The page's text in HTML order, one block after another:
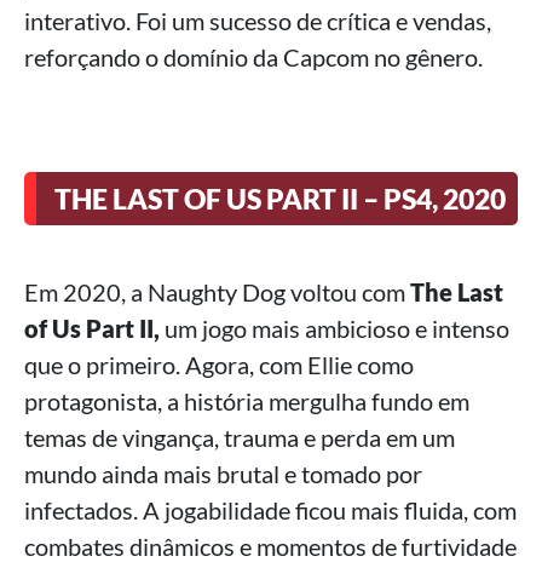
interativo. Foi um sucesso de crítica e vendas,
reforçando o domínio da Capcom no gênero.
THE LAST OF US PART II – PS4, 2020
Em 2020, a Naughty Dog voltou comThe Last
of Us Part II, um jogo mais ambicioso e intenso
que o primeiro. Agora, com Ellie como
protagonista, a história mergulha fundo em
temas de vingança, trauma e perda em um
mundo ainda mais brutal e tomado por
infectados. A jogabilidade ficou mais fluida, com
combates dinâmicos e momentos de furtividade